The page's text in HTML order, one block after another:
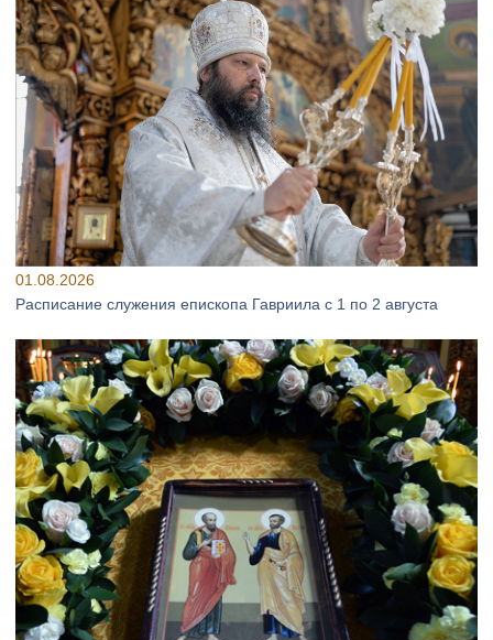
01.08.2026
Расписание служения епископа Гавриила с 1 по 2 августа